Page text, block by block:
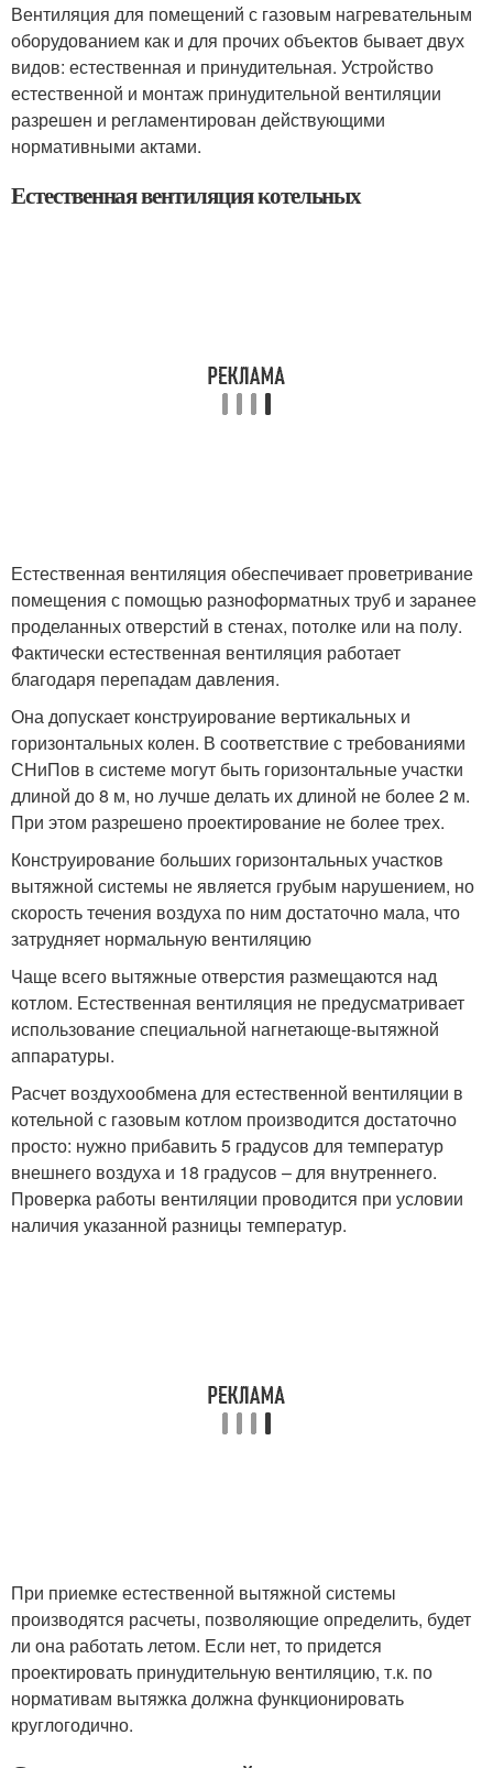
Вентиляция для помещений с газовым нагревательным
оборудованием как и для прочих объектов бывает двух
видов: естественная и принудительная. Устройство
естественной и монтаж принудительной вентиляции
разрешен и регламентирован действующими
нормативными актами.
Естественная вентиляция котельных
Естественная вентиляция обеспечивает проветривание
помещения с помощью разноформатных труб и заранее
проделанных отверстий в стенах, потолке или на полу.
Фактически естественная вентиляция работает
благодаря перепадам давления.
Она допускает конструирование вертикальных и
горизонтальных колен. В соответствие с требованиями
СНиПов в системе могут быть горизонтальные участки
длиной до 8 м, но лучше делать их длиной не более 2 м.
При этом разрешено проектирование не более трех.
Конструирование больших горизонтальных участков
вытяжной системы не является грубым нарушением, но
скорость течения воздуха по ним достаточно мала, что
затрудняет нормальную вентиляцию
Чаще всего вытяжные отверстия размещаются над
котлом. Естественная вентиляция не предусматривает
использование специальной нагнетающе-вытяжной
аппаратуры.
Расчет воздухообмена для естественной вентиляции в
котельной с газовым котлом производится достаточно
просто: нужно прибавить 5 градусов для температур
внешнего воздуха и 18 градусов – для внутреннего.
Проверка работы вентиляции проводится при условии
наличия указанной разницы температур.
При приемке естественной вытяжной системы
производятся расчеты, позволяющие определить, будет
ли она работать летом. Если нет, то придется
проектировать принудительную вентиляцию, т.к. по
нормативам вытяжка должна функционировать
круглогодично.